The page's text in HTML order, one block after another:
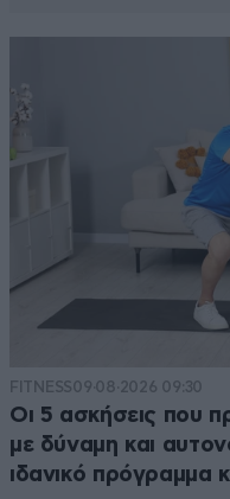
FITNESS09·08·2026 09:30
Οι 5 ασκήσεις που
με δύναμη και
ιδανικό πρόγραμμα